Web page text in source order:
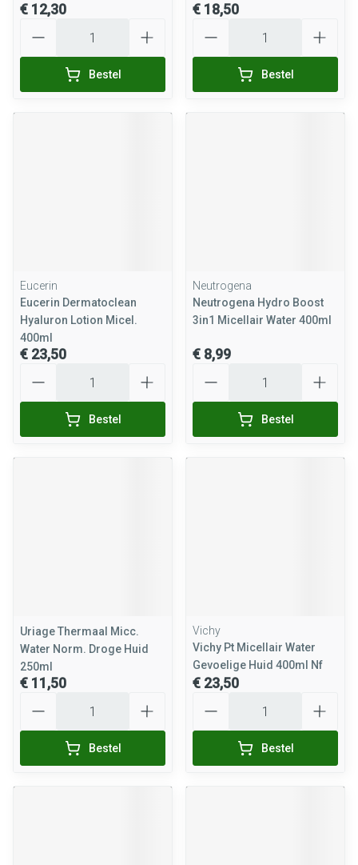
€ 12,30
Bestel
€ 18,50
Bestel
Eucerin
Eucerin Dermatoclean
Hyaluron Lotion Micel.
400ml
€ 23,50
Bestel
Neutrogena
Neutrogena Hydro Boost
3in1 Micellair Water 400ml
€ 8,99
Bestel
Uriage Thermaal Micc.
Water Norm. Droge Huid
250ml
€ 11,50
Bestel
Vichy
Vichy Pt Micellair Water
Gevoelige Huid 400ml Nf
€ 23,50
Bestel